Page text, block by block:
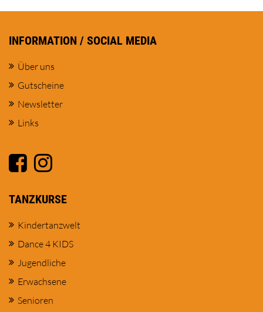
INFORMATION / SOCIAL MEDIA
Über uns
Gutscheine
Newsletter
Links
TANZKURSE
Kindertanzwelt
Dance 4 KIDS
Jugendliche
Erwachsene
Senioren